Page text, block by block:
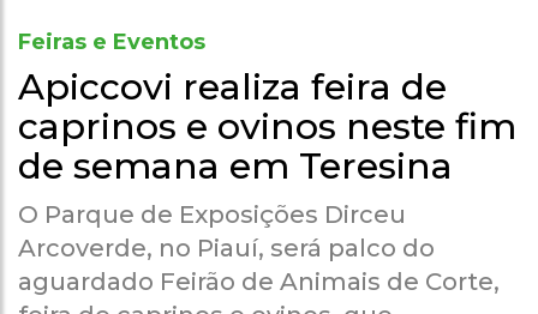
Feiras e Eventos
Apiccovi realiza feira de
caprinos e ovinos neste fim
de semana em Teresina
O Parque de Exposições Dirceu
Arcoverde, no Piauí, será palco do
aguardado Feirão de Animais de Corte,